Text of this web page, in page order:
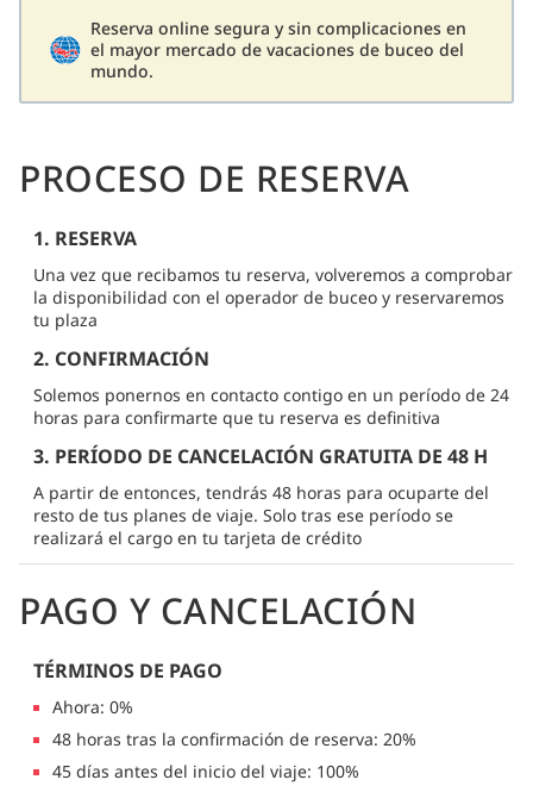
Reserva online segura y sin complicaciones en
el mayor mercado de vacaciones de buceo del
mundo.
PROCESO DE RESERVA
1. RESERVA
Una vez que recibamos tu reserva, volveremos a comprobar
la disponibilidad con el operador de buceo y reservaremos
tu plaza
2. CONFIRMACIÓN
Solemos ponernos en contacto contigo en un período de 24
horas para confirmarte que tu reserva es definitiva
3. PERÍODO DE CANCELACIÓN GRATUITA DE 48 H
A partir de entonces, tendrás 48 horas para ocuparte del
resto de tus planes de viaje. Solo tras ese período se
realizará el cargo en tu tarjeta de crédito
PAGO Y CANCELACIÓN
TÉRMINOS DE PAGO
Ahora: 0%
48 horas tras la confirmación de reserva: 20%
45 días antes del inicio del viaje: 100%